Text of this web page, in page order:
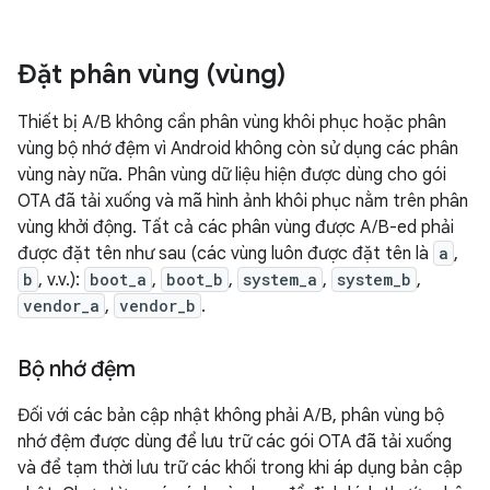
Đặt phân vùng (vùng)
Thiết bị A/B không cần phân vùng khôi phục hoặc phân
vùng bộ nhớ đệm vì Android không còn sử dụng các phân
vùng này nữa. Phân vùng dữ liệu hiện được dùng cho gói
OTA đã tải xuống và mã hình ảnh khôi phục nằm trên phân
vùng khởi động. Tất cả các phân vùng được A/B-ed phải
được đặt tên như sau (các vùng luôn được đặt tên là a ,
b , v.v.): boot_a , boot_b , system_a , system_b ,
vendor_a , vendor_b .
Bộ nhớ đệm
Đối với các bản cập nhật không phải A/B, phân vùng bộ
nhớ đệm được dùng để lưu trữ các gói OTA đã tải xuống
và để tạm thời lưu trữ các khối trong khi áp dụng bản cập